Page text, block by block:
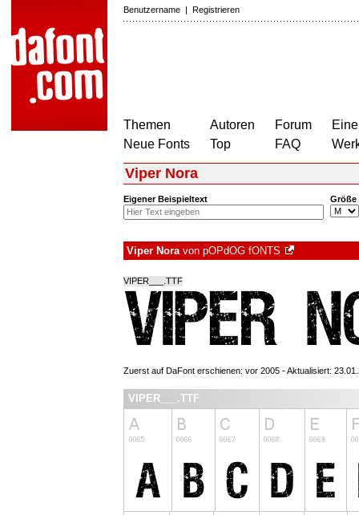
Benutzername | Registrieren
Themen
Neue Fonts
Autoren
Top
Forum
FAQ
Viper Nora
Eigener Beispieltext Größe
Viper Noravon pOPdOG fONTS
VIPER___.TTF
Zuerst auf DaFont erschienen: vor 2005 - Aktualisiert:
VIPER___.TTF